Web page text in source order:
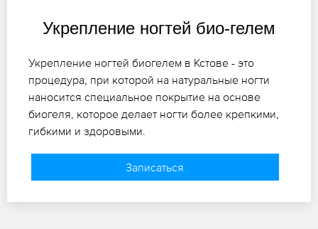
Укрепление ногтей био-гелем
Укрепление ногтей биогелем в Кстове - это
процедура, при которой на натуральные ногти
наносится специальное покрытие на основе
биогеля, которое делает ногти более крепкими,
гибкими и здоровыми.
Записаться